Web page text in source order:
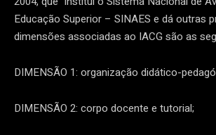
Educação Superior – SINAES e dá outras
dimensões associadas ao IACG são as
DIMENSÃO 1: organização didático-
DIMENSÃO 2: corpo docente e tutorial;